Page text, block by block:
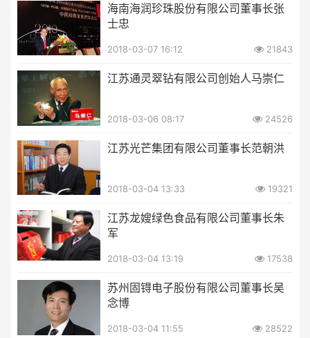
海南海润珍珠股份有限公司董事长张
士忠
2018-03-07 16:12 21843
江苏通灵翠钻有限公司创始人马崇仁
2018-03-06 08:17 24526
江苏光芒集团有限公司董事长范朝洪
2018-03-04 13:33 19321
江苏龙嫂绿色食品有限公司董事长朱
军
2018-03-04 13:19 17538
苏州固锝电子股份有限公司董事长吴
念博
2018-03-04 11:55 28522